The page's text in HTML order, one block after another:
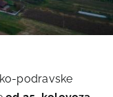
podravske